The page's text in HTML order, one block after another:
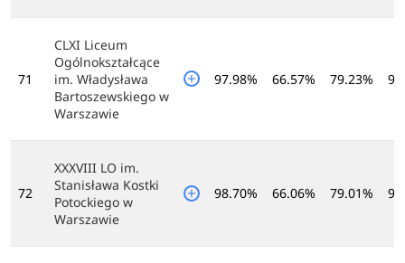
71
CLXI Liceum
Ogólnokształcące
im. Władysława
Bartoszewskiego w
Warszawie
97.98% 66.57% 79.23%
72
XXXVIII LO im.
Stanisława Kostki
Potockiego w
Warszawie
98.70% 66.06% 79.01%